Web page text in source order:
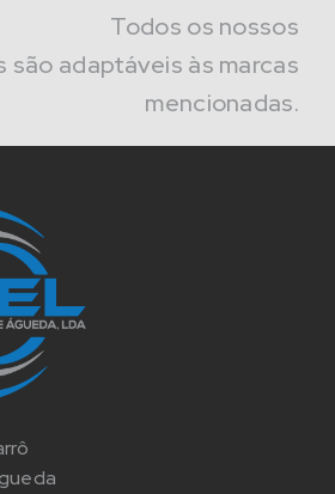
Todos os nossos
são adaptáveis às marcas
mencionadas.